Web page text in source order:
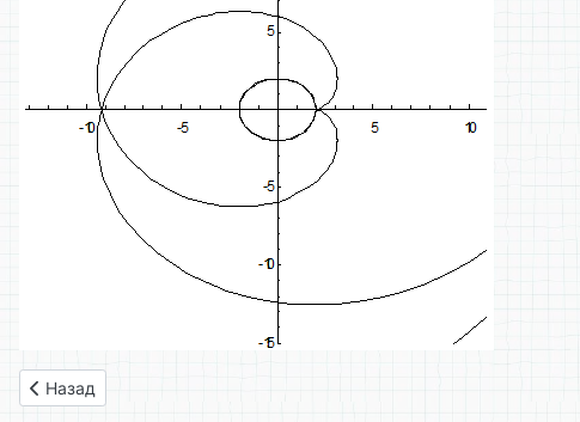
Предыдущий: 34. Кривизна плоской кривой
Назад